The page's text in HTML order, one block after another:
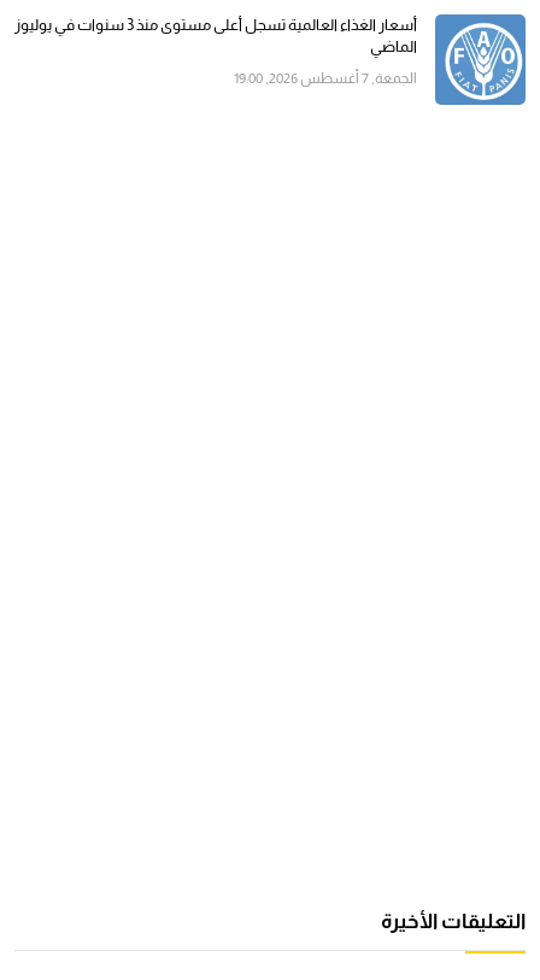
أسعار الغذاء العالمية تسجل أعلى مستوى منذ 3 سنوات في يوليوز
الماضي
الجمعة, 7 أغسطس 2026, 19:00
التعليقات الأخيرة